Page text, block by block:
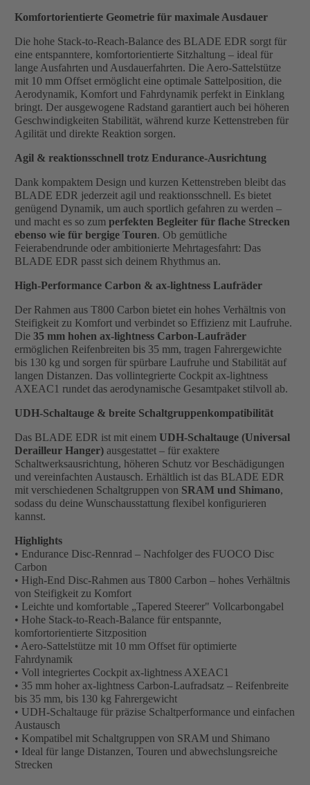
Komfortorientierte Geometrie für maximale Ausdauer
Die hohe Stack-to-Reach-Balance des BLADE EDR sorgt für
eine entspanntere, komfortorientierte Sitzhaltung – ideal für
lange Ausfahrten und Ausdauerfahrten. Die Aero-Sattelstütze
mit 10 mm Offset ermöglicht eine optimale Sattelposition, die
Aerodynamik, Komfort und Fahrdynamik perfekt in Einklang
bringt. Der ausgewogene Radstand garantiert auch bei höheren
Geschwindigkeiten Stabilität, während kurze Kettenstreben für
Agilität und direkte Reaktion sorgen.
Agil & reaktionsschnell trotz Endurance-Ausrichtung
Dank kompaktem Design und kurzen Kettenstreben bleibt das
BLADE EDR jederzeit agil und reaktionsschnell. Es bietet
genügend Dynamik, um auch sportlich gefahren zu werden –
und macht es so zum perfekten Begleiter für flache Strecken
ebenso wie für bergige Touren. Ob gemütliche
Feierabendrunde oder ambitionierte Mehrtagesfahrt: Das
BLADE EDR passt sich deinem Rhythmus an.
High-Performance Carbon & ax-lightness Laufräder
Der Rahmen aus T800 Carbon bietet ein hohes Verhältnis von
Steifigkeit zu Komfort und verbindet so Effizienz mit Laufruhe.
Die 35 mm hohen ax-lightness Carbon-Laufräder
ermöglichen Reifenbreiten bis 35 mm, tragen Fahrergewichte
bis 130 kg und sorgen für spürbare Laufruhe und Stabilität auf
langen Distanzen. Das vollintegrierte Cockpit ax-lightness
AXEAC1 rundet das aerodynamische Gesamtpaket stilvoll ab.
UDH-Schaltauge & breite Schaltgruppenkompatibilität
Das BLADE EDR ist mit einem UDH-Schaltauge (Universal
Derailleur Hanger) ausgestattet – für exaktere
Schaltwerksausrichtung, höheren Schutz vor Beschädigungen
und vereinfachten Austausch. Erhältlich ist das BLADE EDR
mit verschiedenen Schaltgruppen von SRAM und Shimano,
sodass du deine Wunschausstattung flexibel konfigurieren
kannst.
Highlights
• Endurance Disc-Rennrad – Nachfolger des FUOCO Disc
Carbon
• High-End Disc-Rahmen aus T800 Carbon – hohes Verhältnis
von Steifigkeit zu Komfort
• Leichte und komfortable „Tapered Steerer" Vollcarbongabel
• Hohe Stack-to-Reach-Balance für entspannte,
komfortorientierte Sitzposition
• Aero-Sattelstütze mit 10 mm Offset für optimierte
Fahrdynamik
• Voll integriertes Cockpit ax-lightness AXEAC1
• 35 mm hoher ax-lightness Carbon-Laufradsatz – Reifenbreite
bis 35 mm, bis 130 kg Fahrergewicht
• UDH-Schaltauge für präzise Schaltperformance und einfachen
Austausch
• Kompatibel mit Schaltgruppen von SRAM und Shimano
• Ideal für lange Distanzen, Touren und abwechslungsreiche
Strecken